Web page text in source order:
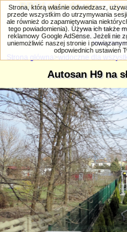
PRIV.gtlodz.eu -
Strona główna widoczne dla
Autosan H9 na
Strona, którą właśnie odwiedzasz,
przede wszystkim do utrzymywania
ale również do zapamiętywania
tego powiadomienia). Używa ich także
reklamowy Google AdSense. Jeżeli nie
uniemożliwić naszej stronie i
odpowiednich ustawień